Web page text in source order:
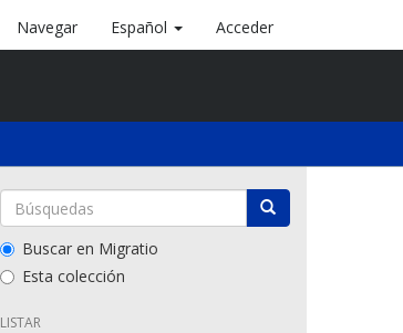
Navegar Español Acceder
Buscar en Migratio
Esta colección
LISTAR